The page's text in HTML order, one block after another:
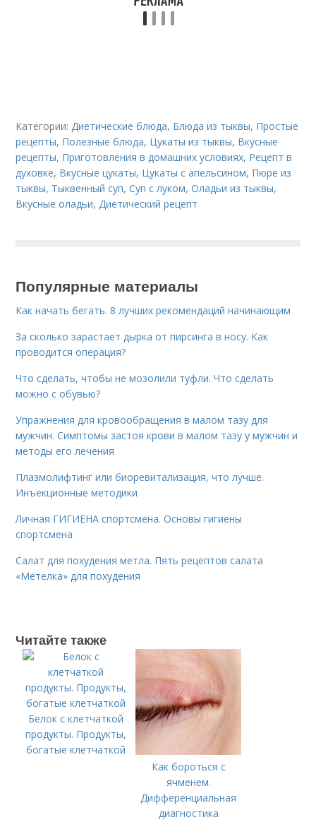
Категории:Диетические блюда, Блюда из тыквы, Простые
рецепты, Полезные блюда, Цукаты из тыквы, Вкусные
рецепты, Приготовления в домашних условиях, Рецепт в
духовке, Вкусные цукаты, Цукаты с апельсином, Пюре из
тыквы, Тыквенный суп,Суп с луком,Оладьи из тыквы,
Вкусные оладьи,Диетический рецепт
Популярные материалы
Как начать бегать. 8 лучших рекомендаций начинающим
За сколько зарастает дырка от пирсинга в носу. Как
проводится операция?
Что сделать, чтобы не мозолили туфли. Что сделать
можно с обувью?
Упражнения для кровообращения в малом тазу для
мужчин. Симптомы застоя крови в малом тазу у мужчин и
методы его лечения
Плазмолифтинг или биоревитализация, что лучше.
Инъекционные методики
Личная ГИГИЕНА спортсмена. Основы гигиены
спортсмена
Салат для похудения метла. Пять рецептов салата
«Метелка» для похудения
Читайте также
Белок с клетчаткой
продукты. Продукты,
богатые клетчаткой
Как бороться с
ячменем.
Дифференциальная
диагностика